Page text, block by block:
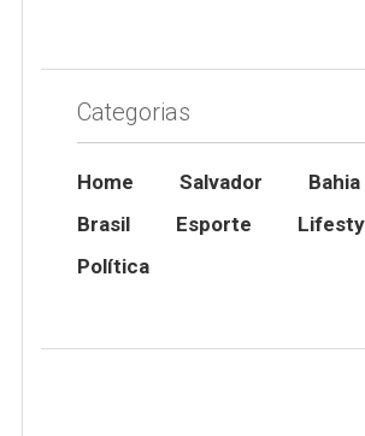
Categorias
Home Salvador
Bahia
Brasil
Esporte
Política